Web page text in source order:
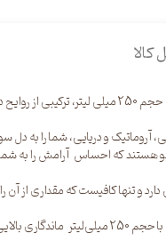
آروماتیک و دریایی، شما را
آلو هستند که احساس آرامش را
و تنها کافیست که مقداری از